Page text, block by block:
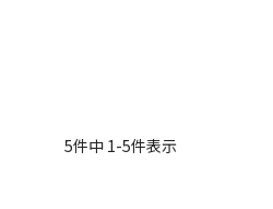
5件中 1-5件表示